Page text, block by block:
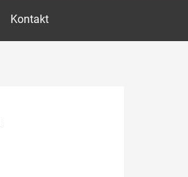
Kontakt